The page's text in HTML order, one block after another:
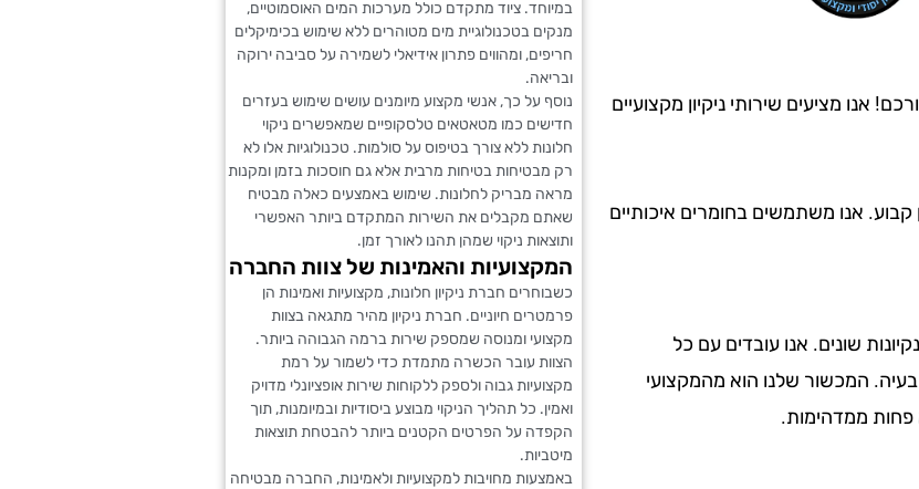
אנו מציעים שירותי ניקיון מקצועיים
קבוע. אנו משתמשים בחומרים איכותיים
לנו ניסיון רב בסוגי נקיונות שונים. אנו עובדים עם כל
בעיה. המכשור שלנו הוא מהמקצועי
פחות ממדהימות.
במיוחד. ציוד מתקדם כולל מערכות המים האוסמוטיים,
מנקים בטכנולוגיית מים מטוהרים ללא שימוש בכימיקלים
חריפים, ומהווים פתרון אידיאלי לשמירה על סביבה ירוקה
ובריאה.
נוסף על כך, אנשי מקצוע מיומנים עושים שימוש בעזרים
חדישים כמו מטאטאים טלסקופיים שמאפשרים ניקוי
חלונות ללא צורך בטיפוס על סולמות. טכנולוגיות אלו לא
רק מבטיחות בטיחות מרבית אלא גם חוסכות בזמן ומקנות
מראה מבריק לחלונות. שימוש באמצעים כאלה מבטיח
שאתם מקבלים את השירות המתקדם ביותר האפשרי
ותוצאות ניקוי שמהן תהנו לאורך זמן.
המקצועיות והאמינות של צוות החברה
כשבוחרים חברת ניקיון חלונות, מקצועיות ואמינות הן
פרמטרים חיוניים. חברת ניקיון מהיר מתגאה בצוות
מקצועי ומנוסה שמספק שירות ברמה הגבוהה ביותר.
הצוות עובר הכשרה מתמדת כדי לשמור על רמת
מקצועיות גבוה ולספק ללקוחות שירות אופציונלי מדויק
ואמין. כל תהליך הניקוי מבוצע ביסודיות ובמיומנות, תוך
הקפדה על הפרטים הקטנים ביותר להבטחת תוצאות
מיטביות.
באמצעות מחויבות למקצועיות ולאמינות, החברה מבטיחה